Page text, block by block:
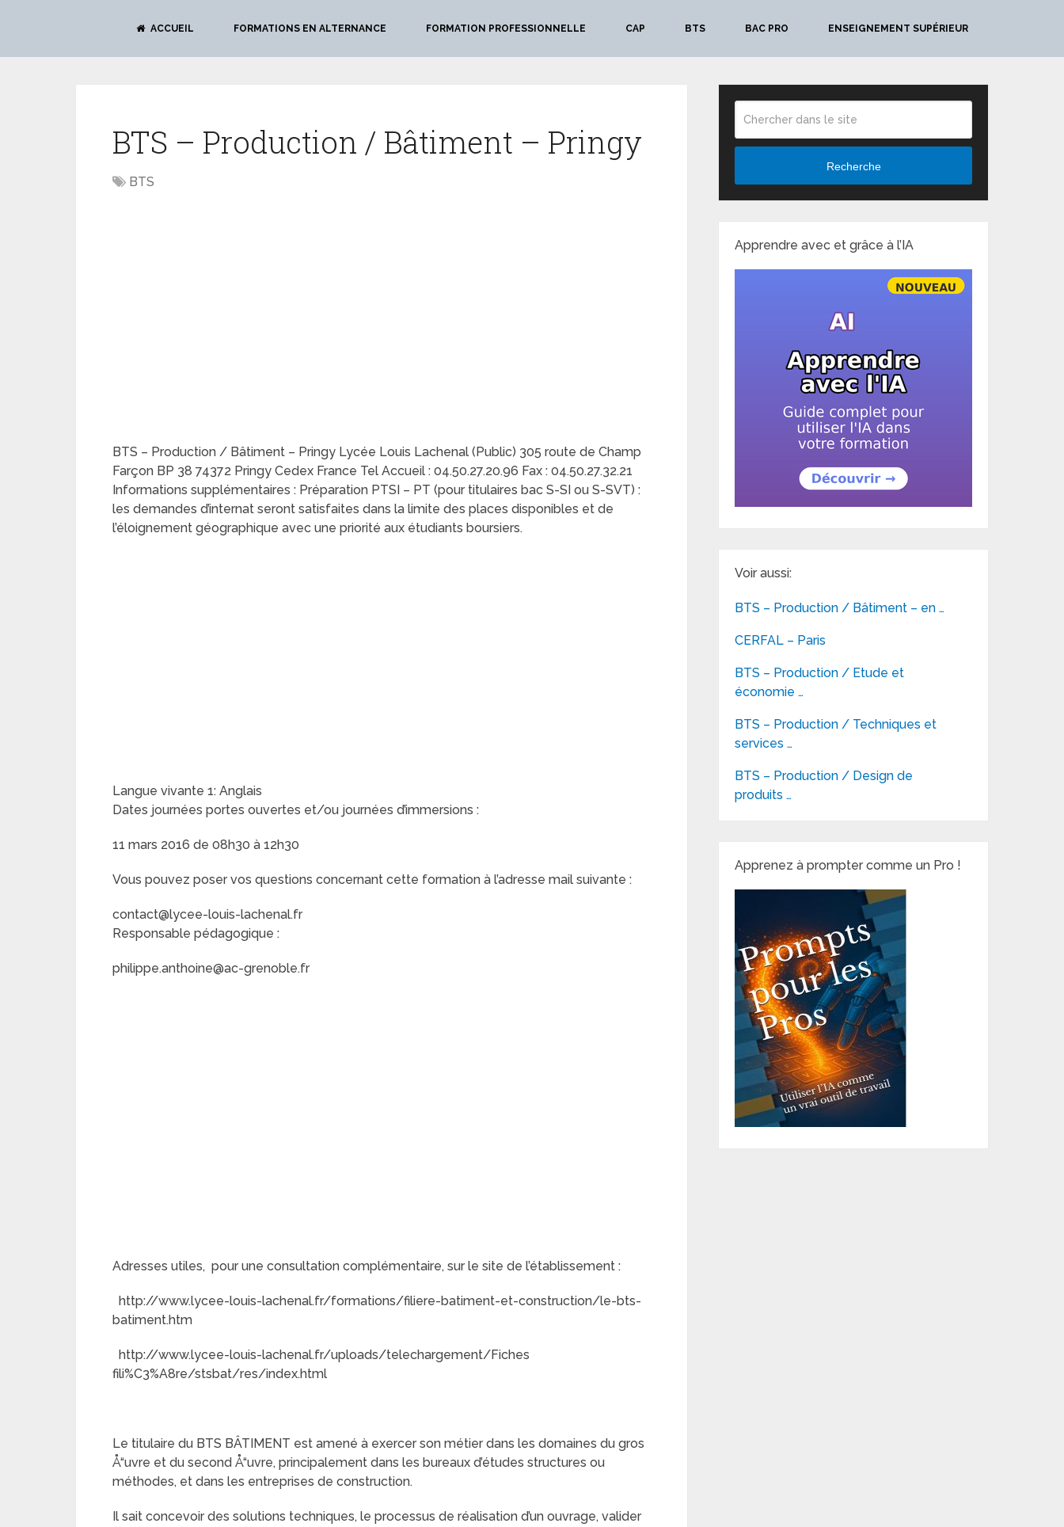
ACCUEIL FORMATIONS EN ALTERNANCE FORMATION PROFESSIONNELLE CAP BTS BAC PRO ENSEIGNEMENT SUPÉRIEUR
BTS – Production / Bâtiment – Pringy
BTS
BTS – Production / Bâtiment – Pringy Lycée Louis Lachenal (Public) 305 route de Champ
Farçon BP 38 74372 Pringy Cedex France Tel Accueil : 04.50.27.20.96 Fax : 04.50.27.32.21
Informations supplémentaires : Préparation PTSI – PT (pour titulaires bac S-SI ou S-SVT) :
les demandes d’internat seront satisfaites dans la limite des places disponibles et de
l’éloignement géographique avec une priorité aux étudiants boursiers.
Langue vivante 1: Anglais
Dates journées portes ouvertes et/ou journées d’immersions :
11 mars 2016 de 08h30 à 12h30
Vous pouvez poser vos questions concernant cette formation à l’adresse mail suivante :
contact@lycee-louis-lachenal.fr
Responsable pédagogique :
philippe.anthoine@ac-grenoble.fr
Adresses utiles, pour une consultation complémentaire, sur le site de l’établissement :
http://www.lycee-louis-lachenal.fr/formations/filiere-batiment-et-construction/le-bts-
batiment.htm
http://www.lycee-louis-lachenal.fr/uploads/telechargement/Fiches
fili%C3%A8re/stsbat/res/index.html
Le titulaire du BTS BÂTIMENT est amené à exercer son métier dans les domaines du gros
Å“uvre et du second Å“uvre, principalement dans les bureaux d’études structures ou
méthodes, et dans les entreprises de construction.
Il sait concevoir des solutions techniques, le processus de réalisation d’un ouvrage, valider
Recherche
Apprendre avec et grâce à l’IA
Voir aussi:
BTS – Production / Bâtiment – en …
CERFAL – Paris
BTS – Production / Etude et
économie …
BTS – Production / Techniques et
services …
BTS – Production / Design de
produits …
Apprenez à prompter comme un Pro !